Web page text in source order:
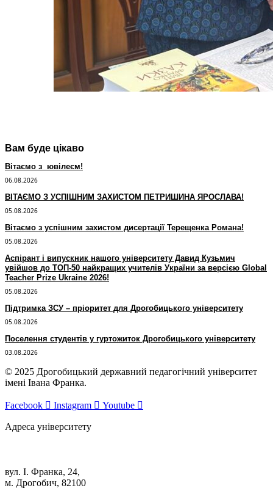
Вам буде цікаво
Вітаємо з ювілеєм!
06.08.2026
ВІТАЄМО З УСПІШНИМ ЗАХИСТОМ ПЕТРИШИНА ЯРОСЛАВА!
05.08.2026
Вітаємо з успішним захистом дисертації Терещенка Романа!
05.08.2026
Аспірант і випускник нашого університету Давид Кузьмич
увійшов до ТОП-50 найкращих учителів України за версією Global
Teacher Prize Ukraine 2026!
05.08.2026
Підтримка ЗСУ – пріоритет для Дрогобицького університету
05.08.2026
Поселення студентів у гуртожиток Дрогобицького університету
03.08.2026
© 2025 Дрогобицький державний педагогічний університет
імені Івана Франка.
Facebook Instagram Youtube
Адреса університету
вул. І. Франка, 24,
м. Дрогобич, 82100